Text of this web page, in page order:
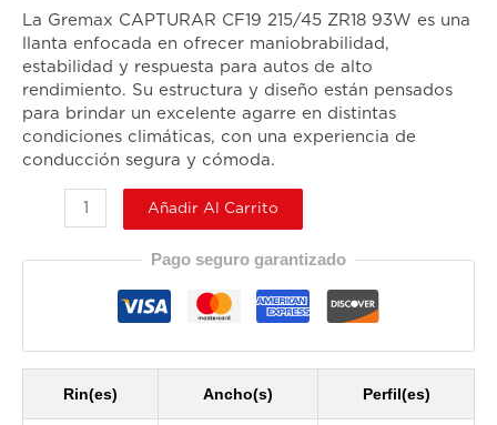
La Gremax CAPTURAR CF19 215/45 ZR18 93W es una
llanta enfocada en ofrecer maniobrabilidad,
estabilidad y respuesta para autos de alto
rendimiento. Su estructura y diseño están pensados
para brindar un excelente agarre en distintas
condiciones climáticas, con una experiencia de
conducción segura y cómoda.
estilo
deportivo
cantidad
Añadir Al Carrito
Pago seguro garantizado
Rin(es) Ancho(s) Perfil(es)